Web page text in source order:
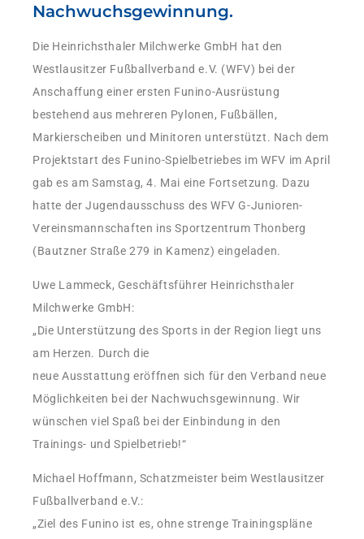
Nachwuchsgewinnung.
Die Heinrichsthaler Milchwerke GmbH hat den
Westlausitzer Fußballverband e.V. (WFV) bei der
Anschaffung einer ersten Funino-Ausrüstung
bestehend aus mehreren Pylonen, Fußbällen,
Markierscheiben und Minitoren unterstützt. Nach dem
Projektstart des Funino-Spielbetriebes im WFV im April
gab es am Samstag, 4. Mai eine Fortsetzung. Dazu
hatte der Jugendausschuss des WFV G-Junioren-
Vereinsmannschaften ins Sportzentrum Thonberg
(Bautzner Straße 279 in Kamenz) eingeladen.
Uwe Lammeck, Geschäftsführer Heinrichsthaler
Milchwerke GmbH:
„Die Unterstützung des Sports in der Region liegt uns
am Herzen. Durch die
neue Ausstattung eröffnen sich für den Verband neue
Möglichkeiten bei der Nachwuchsgewinnung. Wir
wünschen viel Spaß bei der Einbindung in den
Trainings- und Spielbetrieb!“
Michael Hoffmann, Schatzmeister beim Westlausitzer
Fußballverband e.V.:
„Ziel des Funino ist es, ohne strenge Trainingspläne